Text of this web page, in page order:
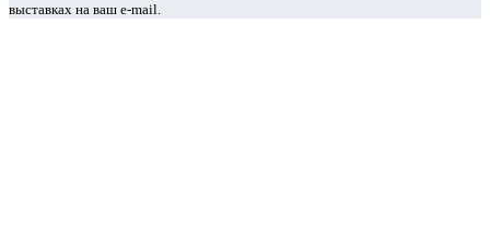
выставках на ваш e-mail.